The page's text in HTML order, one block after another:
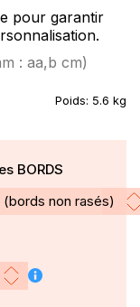
pour garantir
: aa,b cm)
Poids: 5.6 kg
BORDS